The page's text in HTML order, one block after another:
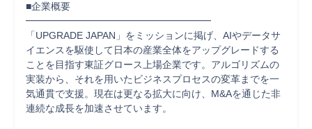
■企業概要
━━━━━━━━━━━━━━━━━━━
「UPGRADE JAPAN」をミッションに掲げ、AIやデータサ
イエンスを駆使して日本の産業全体をアップグレードする
ことを目指す東証グロース上場企業です。アルゴリズムの
実装から、それを用いたビジネスプロセスの変革までを一
気通貫で支援。現在は更なる拡大に向け、M&Aを通じた非
連続な成長を加速させています。